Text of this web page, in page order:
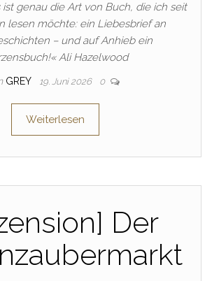
ist genau die Art von Buch, die ich seit
lesen möchte: ein Liebesbrief an
– und auf Anhieb ein
Ali Hazelwood
GREY 19. Juni 2026 0
Weiterlesen
Der